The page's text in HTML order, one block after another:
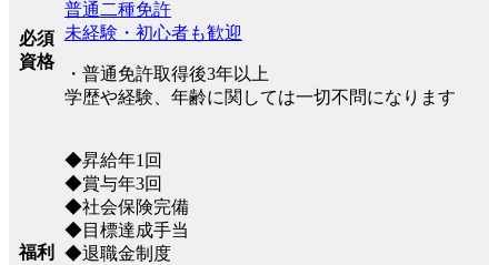
必須
資格
普通二種免許
未経験・初心者も歓迎
・普通免許取得後3年以上
学歴や経験、年齢に関しては一切不問になります
福利
◆昇給年1回
◆賞与年3回
◆社会保険完備
◆目標達成手当
◆退職金制度